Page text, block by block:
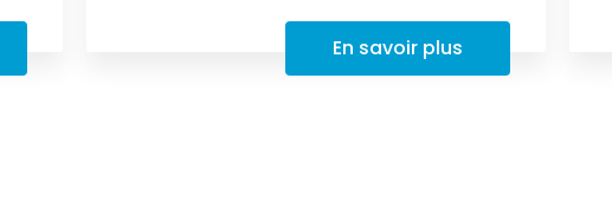
En savoir plus